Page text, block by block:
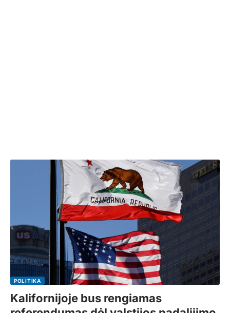
POLITIKA
Kalifornijoje bus rengiamas